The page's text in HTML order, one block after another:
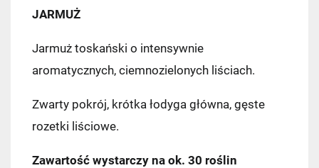
JARMUŻ
Jarmuż toskański o intensywnie
aromatycznych, ciemnozielonych liściach.
Zwarty pokrój, krótka łodyga główna, gęste
rozetki liściowe.
Zawartość wystarczy na ok. 30 roślin